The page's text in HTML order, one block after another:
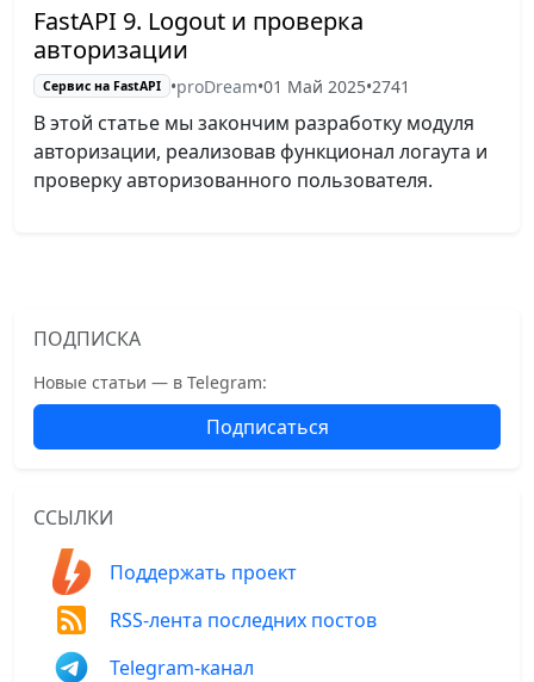
FastAPI 9. Logout и проверка
авторизации
Сервис на FastAPI •proDream•01 Май 2025•2741
В этой статье мы закончим разработку модуля
авторизации, реализовав функционал логаута и
проверку авторизованного пользователя.
ПОДПИСКА
Новые статьи — в Telegram:
Подписаться
ССЫЛКИ
Поддержать проект
RSS-лента последних постов
Telegram-канал